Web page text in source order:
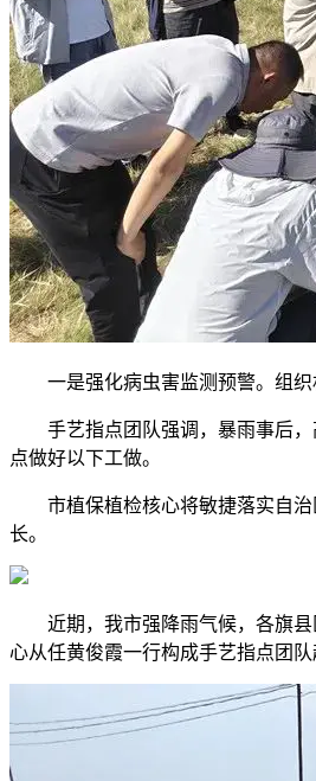
一是强化病虫害监测预警。组织
手艺指点团队强调，暴雨事后，
点做好以下工做。
市植保植检核心将敏捷落实自治
长。
近期，我市强降雨气候，各旗县
心从任黄俊霞一行构成手艺指点团